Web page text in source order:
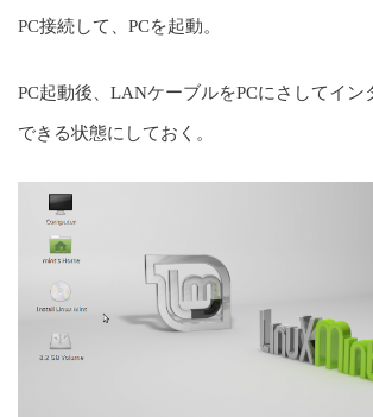
PC接続して、PCを起動。
PC起動後、LANケーブルをPCにさしてイン
できる状態にしておく。